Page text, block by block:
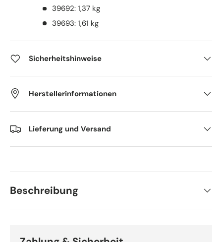
39692: 1,37 kg
39693: 1,61 kg
Sicherheitshinweise
Herstellerinformationen
Lieferung und Versand
Beschreibung